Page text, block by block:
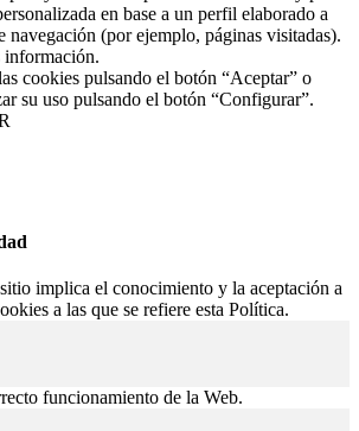
en base a un perfil elaborado a
navegación (por ejemplo, páginas visitadas).
información.
cookies pulsando el botón “Aceptar” o
su uso pulsando el botón “Configurar”.
implica el conocimiento y la aceptación a
a las que se refiere esta Política.
funcionamiento de la Web.